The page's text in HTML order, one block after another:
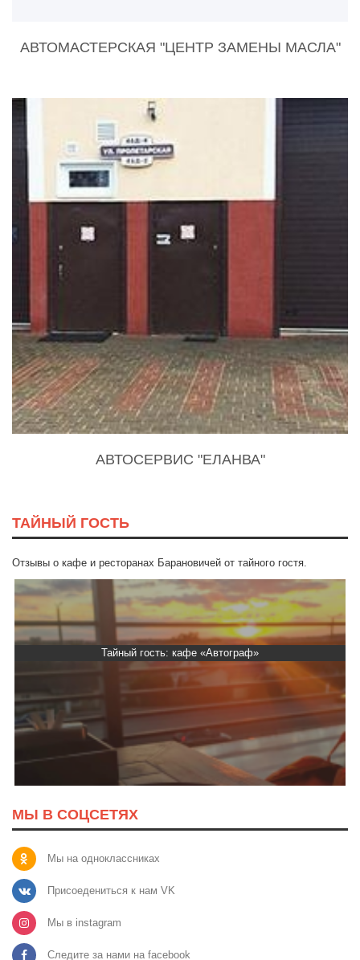
АВТОМАСТЕРСКАЯ "ЦЕНТР ЗАМЕНЫ МАСЛА"
АВТОСЕРВИС "ЕЛАНВА"
ТАЙНЫЙ ГОСТЬ
Отзывы о кафе и ресторанах Барановичей от тайного гостя.
Тайный гость: кафе «Автограф»
МЫ В СОЦСЕТЯХ
Мы на одноклассниках
Присоедениться к нам VK
Мы в instagram
Следите за нами на facebook